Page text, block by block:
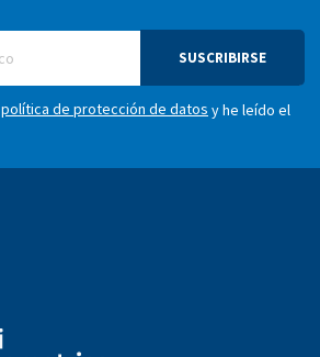
SUSCRIBIRSE
política de protección de datos y he leído el